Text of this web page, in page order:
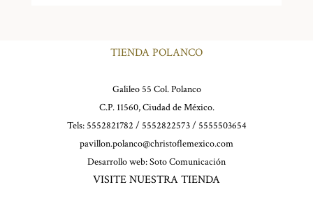
TIENDA POLANCO
Galileo 55 Col. Polanco
C.P. 11560, Ciudad de México.
Tels: 5552821782 / 5552822573 / 5555503654
pavillon.polanco@christoflemexico.com
Desarrollo web:Soto Comunicación
VISITE NUESTRA TIENDA